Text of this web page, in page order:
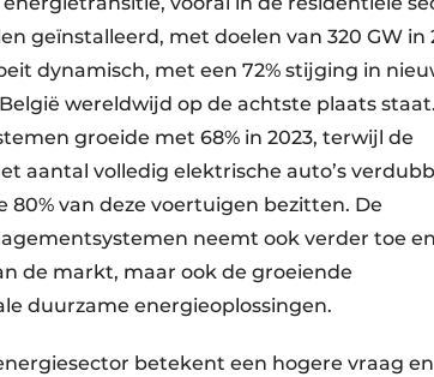
geïnstalleerd, met doelen van 320 GW in
dynamisch, met een 72% stijging in
wereldwijd op de achtste plaats
groeide met 68% in 2023, terwijl de
aantal volledig elektrische auto’s
van deze voertuigen bezitten. De
neemt ook verder toe en
de markt, maar ook de groeiende
duurzame energieoplossingen.
betekent een hogere vraag en